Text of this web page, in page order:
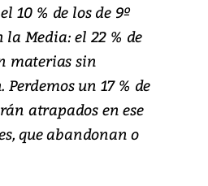
10 % de los de 9º
Media: el 22 % de
materias sin
un 17 % de
atrapados en ese
que abandonan o